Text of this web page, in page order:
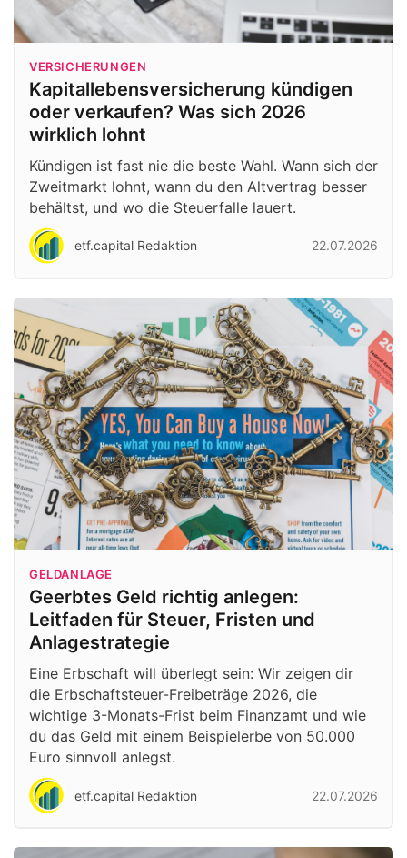
VERSICHERUNGEN
Kapitallebensversicherung kündigen
oder verkaufen? Was sich 2026
wirklich lohnt
Kündigen ist fast nie die beste Wahl. Wann sich der
Zweitmarkt lohnt, wann du den Altvertrag besser
behältst, und wo die Steuerfalle lauert.
etf.capital Redaktion 22.07.2026
GELDANLAGE
Geerbtes Geld richtig anlegen:
Leitfaden für Steuer, Fristen und
Anlagestrategie
Eine Erbschaft will überlegt sein: Wir zeigen dir
die Erbschaftsteuer-Freibeträge 2026, die
wichtige 3-Monats-Frist beim Finanzamt und wie
du das Geld mit einem Beispielerbe von 50.000
Euro sinnvoll anlegst.
etf.capital Redaktion 22.07.2026